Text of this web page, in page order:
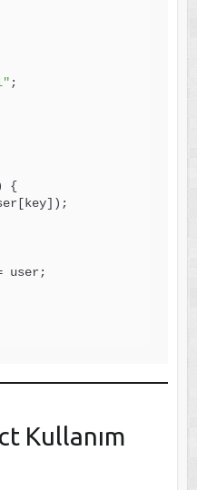
;
{
user;
Kullanım